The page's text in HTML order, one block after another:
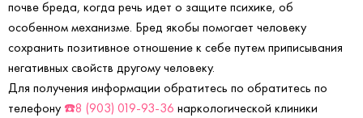
почве бреда, когда речь идет о защите психике, об
особенном механизме. Бред якобы помогает человеку
сохранить позитивное отношение к себе путем приписывания
негативных свойств другому человеку.
Для получения информации обратитесь по обратитесь по
телефону ☎️8 (903) 019-93-36 наркологической клиники